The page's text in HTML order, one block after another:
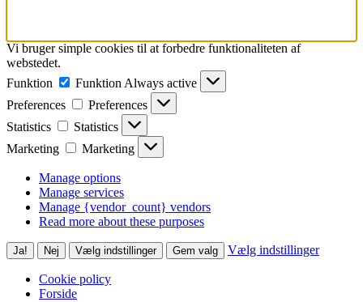
Vi bruger simple cookies til at forbedre funktionaliteten af
webstedet.
Funktion
Funktion Always active
Preferences
Preferences
Statistics
Statistics
Marketing
Marketing
Manage options
Manage services
Manage {vendor_count} vendors
Read more about these purposes
Ja! Nej Vælg indstillinger Gem valg Vælg indstillinger
Cookie policy
Forside